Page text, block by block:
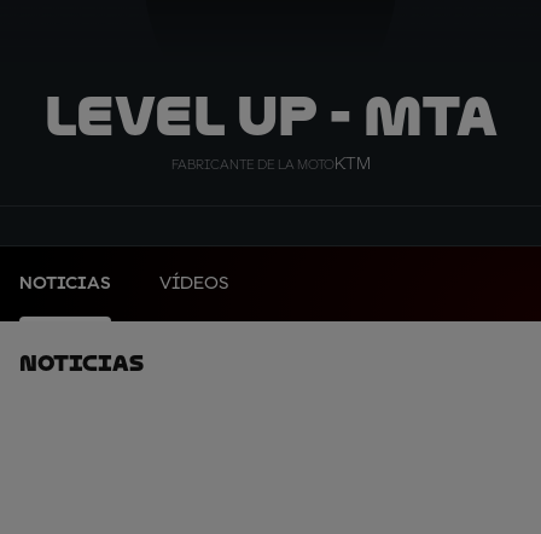
LEVEL UP - MTA
FABRICANTE DE LA MOTO KTM
NOTICIAS VÍDEOS
Noticias